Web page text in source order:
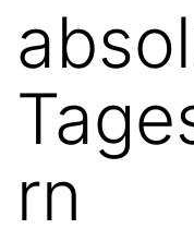
rn